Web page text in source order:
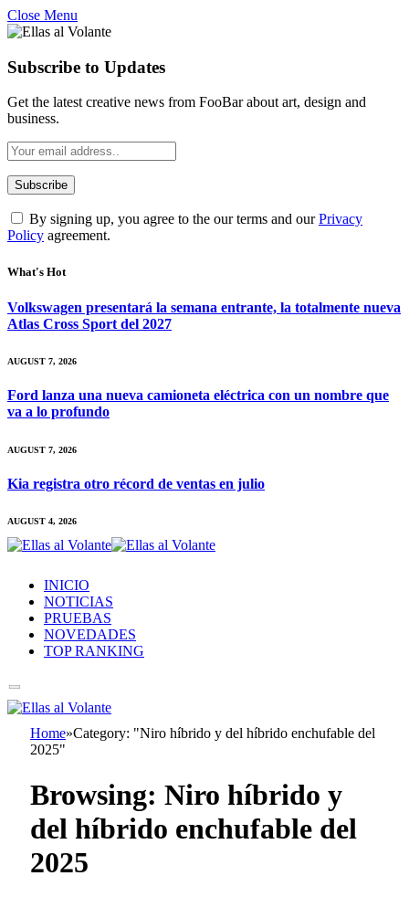
Close Menu
Subscribe to Updates
Get the latest creative news from FooBar about art, design and
business.
By signing up, you agree to the our terms and ourPrivacy
Policy agreement.
What's Hot
Volkswagen presentará la semana entrante, la totalmente nueva
Atlas Cross Sport del 2027
AUGUST 7, 2026
Ford lanza una nueva camioneta eléctrica con un nombre que
va a lo profundo
AUGUST 7, 2026
Kia registra otro récord de ventas en julio
AUGUST 4, 2026
INICIO
NOTICIAS
PRUEBAS
NOVEDADES
TOP RANKING
Home»Category: "Niro híbrido y del híbrido enchufable del
2025"
Browsing: Niro híbrido y
del híbrido enchufable del
2025